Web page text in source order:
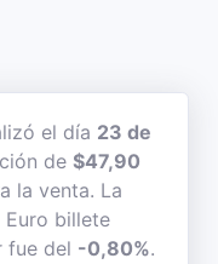
el día 23 de
de $47,90
la venta. La
billete
fue del -0,80%.